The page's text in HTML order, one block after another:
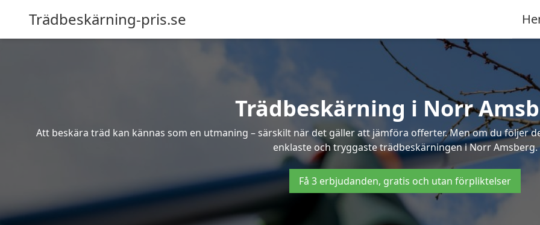
Trädbeskärning-pris.se
Trädbeskärning i Norr
Att beskära träd kan kännas som en utmaning – särskilt när det gäller att jämföra offerter. Men om du följer
enklaste och tryggaste trädbeskärningen i Norr Amsberg.
Få 3 erbjudanden, gratis och utan förpliktelser